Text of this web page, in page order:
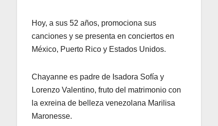
Hoy, a sus 52 años, promociona sus
canciones y se presenta en conciertos en
México, Puerto Rico y Estados Unidos.
Chayanne es padre de Isadora Sofía y
Lorenzo Valentino, fruto del matrimonio con
la exreina de belleza venezolana Marilisa
Maronesse.